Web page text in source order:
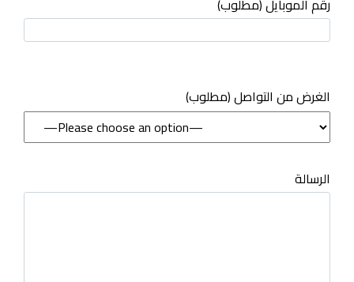
(مطلوب) الغرض من التواصل
الرسالة